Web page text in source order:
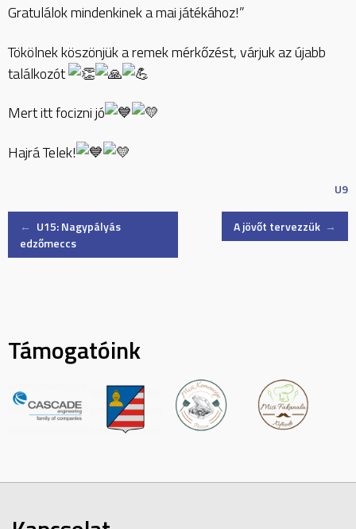
Gratulálok mindenkinek a mai játékához!”
Tökölnek köszönjük a remek mérkőzést, várjuk az újabb
találkozót
Mert itt focizni jó
Hajrá Telek!
U9
Post
← U15: Nagypályás
edzőmeccs
A jövőt tervezzük →
Támogatóink